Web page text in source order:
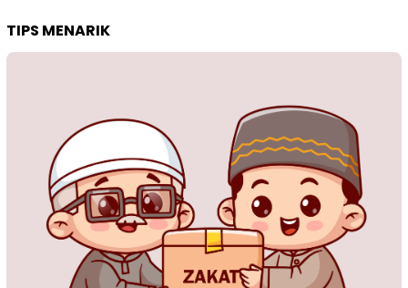
TIPS MENARIK